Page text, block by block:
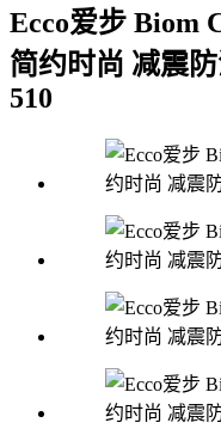
Ecco爱步 Biom
简约时尚 减震
510